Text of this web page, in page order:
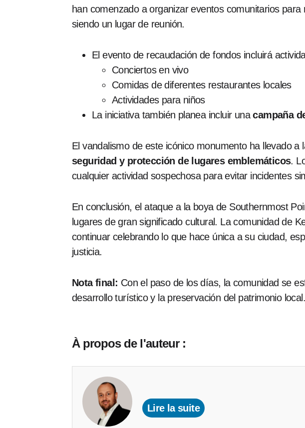
han comenzado a organizar eventos comunitarios
siendo un lugar de reunión.
El evento de recaudación de fondos incluirá
Conciertos en vivo
Comidas de diferentes restaurantes locales
Actividades para niños
La iniciativa también planea incluir unacampaña
El vandalismo de este icónico monumento ha llevado
seguridad y protección de lugares emblemáticos.
cualquier actividad sospechosa para evitar incidentes
En conclusión, el ataque a la boya de Southernmost
lugares de gran significado cultural. La comunidad de
continuar celebrando lo que hace única a su ciudad,
justicia.
Nota final: Con el paso de los días, la comunidad se
desarrollo turístico y la preservación del patrimonio
À propos de l'auteur :
Lire la suite